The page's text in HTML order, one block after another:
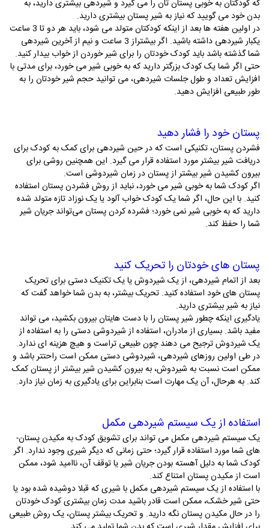
که کودکتان به خوبی پستان تان را می­ گیرد و شیردهی بیشتری دارید، به
بدن خود می­ گویید که نیاز به شیر پستان بیشتری دارید.
در اولین هفته ­ها بعد از اینکه کودک­تان متولد می ­شود، باید هر دو تا 3 ساعت
یکبار شیردهی داشته باشید. اگر بیشتراز 3 ساعت و نیم از آخرین شیردهی
شما گذشته باشد باید کودک خودتان را برای شیر خوردن از خواب بیدار کنید.
حتی اگر شما یک کودک بزرگتر دارید که به خوبی شیر می­ خورد، برای مدتی با
افزایش تعداد و طول جلسات شیردهی، می ­توانید حجم شیر خودتان را به
طور طبیعی افزایش دهید.
پستان خود را فشار دهید
فشردن پستان، تکنیکی است که در حین شیردهی برای کمک به کودک برای
دریافت شیر بیشتر مورد استفاده قرار می­ گیرد. این همچنین روشی برای
بیرون کشیدن شیر بیشتر از پستان در زمان شیردوشی است.
اگر کودک شما به خوبی شیر می­ خورد، نباید از روش فشردن پستان استفاده
کنید. با این حال، اگر شما یک کودک خواب آلود یا یک نوزاد تازه متولد شده
دارید که به خوبی شیر نمی­ خورد؛ فشرده کردن پستان می‌تواند جریان شیر
شما را حفظ کند.
پستان­ های خودتان را تحریک کنید
بعد از اتمام شیردهی، از یک شیردوش یا یک تکنیک دستی برای تحریک
پستان­ های خود استفاده کنید. تحریک بیشتر، به بدن شما خواهد گفت که
نیاز به شیر بیشتری دارید.
یادگیری اینکه چطور شیر پستان را با دست­ هایتان بیرون بکشید، می ­تواند
مفید باشد. بسیاری از مادران، استفاده از شیردوشی دستی را به استفاده از
یک شیردوش ترجیح می­ دهند چون طبیعی­ تراست و هیچ هزینه ­ای ندارد.
در طی اولین روزهای شیردهی، شیردوشی دستی ممکن است راحت­تر باشد و
ممکن است نسبت به شیردوش، به بیرون کشیدن شیر بیشتر از پستان کمک
کند. به هرحال، آن یک مهارت است بنابراین برای یادگیری به زمان نیاز دارد.
استفاده از یک سیستم شیردهی مکمل
یک سیستم شیردهی مکمل می­ تواند برای تشویق کودک به مکیدن پستان­
های شما مورد استفاده قرار گیرد؛ حتی زمانی که دیگر شیری وجود ندارد. اگر
کودک شما به دلیل آهسته بودن جریان شیر یا توقف آن، ناامید شود، ممکن
است از مکیدن پستان امتناع کند.
با استفاده از یک سیستم شیردهی مکمل با شیری که قبلا دوشیده شده بود یا
حتی شیر خشک، ممکن است قادر باشید مدت زمان بیشتری کودک خودتان
را در حال مکیدن پستان نگه دارید. و تحریک بیشتر پستان، یک روش طبیعی